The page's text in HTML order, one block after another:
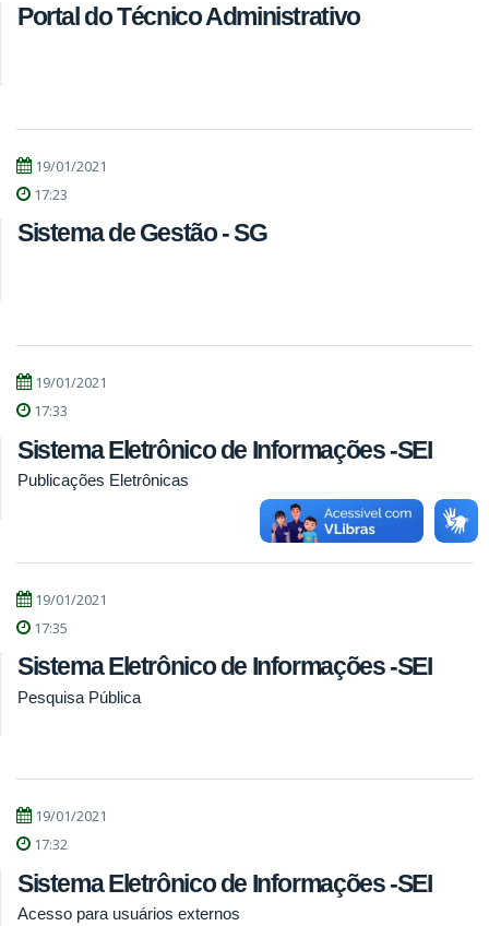
Portal do Técnico Administrativo
19/01/2021
17:23
Sistema de Gestão - SG
19/01/2021
17:33
Sistema Eletrônico de Informações -SEI
Publicações Eletrônicas
19/01/2021
17:35
Sistema Eletrônico de Informações -SEI
Pesquisa Pública
19/01/2021
17:32
Sistema Eletrônico de Informações -SEI
Acesso para usuários externos